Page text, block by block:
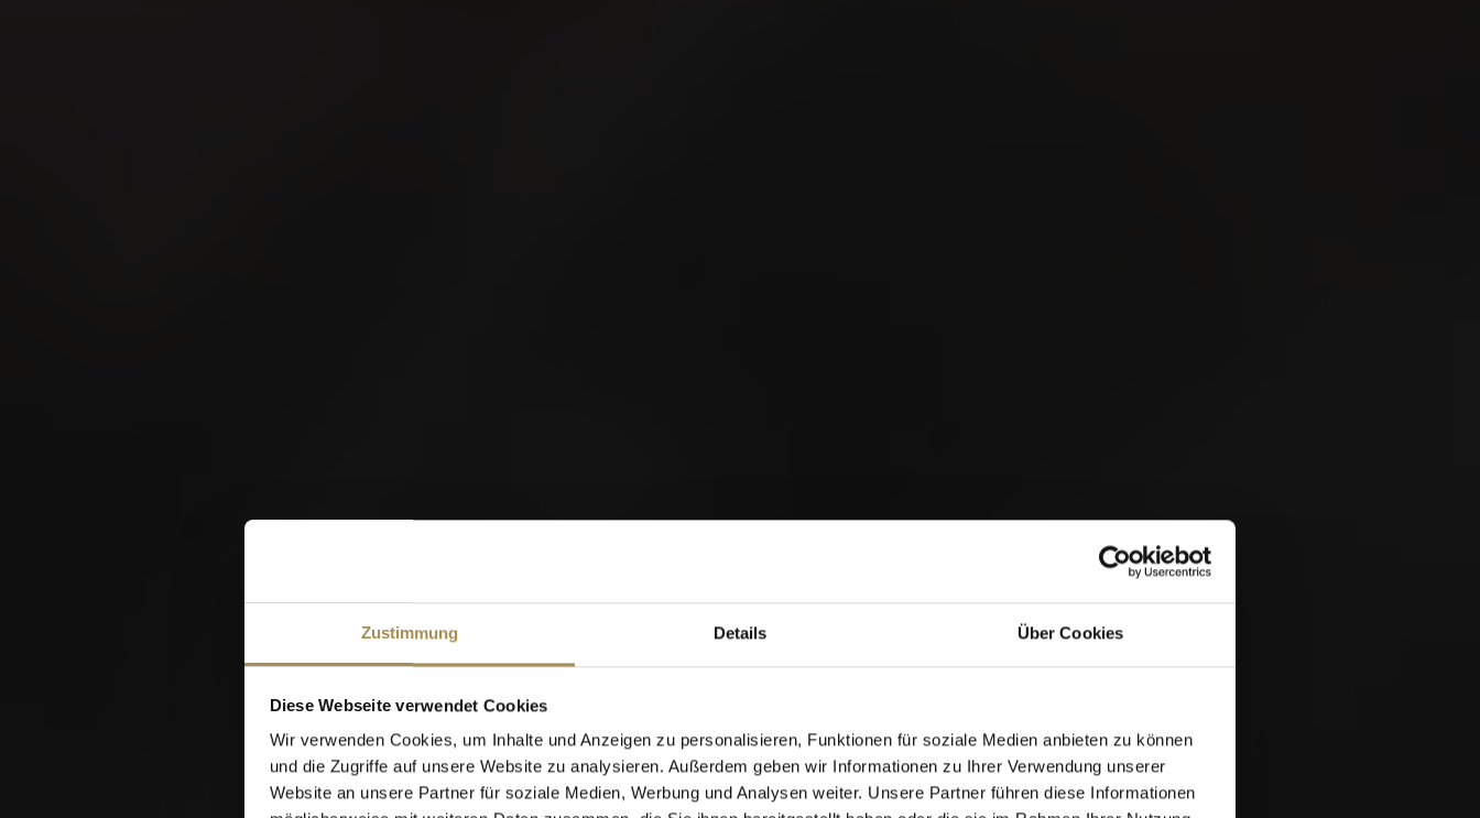
Zustimmung Details Über Cookies
Diese Webseite verwendet Cookies
Wir verwenden Cookies, um Inhalte und Anzeigen zu personalisieren, Funktionen für soziale Medien anbieten zu können
und die Zugriffe auf unsere Website zu analysieren. Außerdem geben wir Informationen zu Ihrer Verwendung unserer
Website an unsere Partner für soziale Medien, Werbung und Analysen weiter. Unsere Partner führen diese Informationen
World of Cigars &
Cigarillos
Wann wurden Sie geboren?